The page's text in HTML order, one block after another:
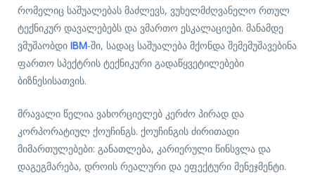
რომელიც საშუალებას მაძლევს, ვუხელმძღვანელო რთულ
ტექნიკურ დავალებებს და ვმართო ესკალაციები. მანამდე
ვმუშაობდი IBM-ში, სადაც საშუალება მქონდა შემემუშავებინა
ფართო სპექტრის ტექნიკური გადაწყვეტილებები
ბიზნესისათვის.
მრავალი წელია ვახორციელებ კერძო პირად და
კორპორატიულ ქოუჩინგს. ქოუჩინგის ძირითადი
მიმართულებები: განათლება, კარიერული წინსვლა და
დაგეგმარება, დროის რეალური და ეფექტური მენეჯმენტი.